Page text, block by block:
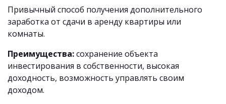
Привычный способ получения дополнительного
заработка от сдачи в аренду квартиры или
комнаты.
Преимущества:сохранение объекта
инвестирования в собственности, высокая
доходность, возможность управлять своим
доходом.